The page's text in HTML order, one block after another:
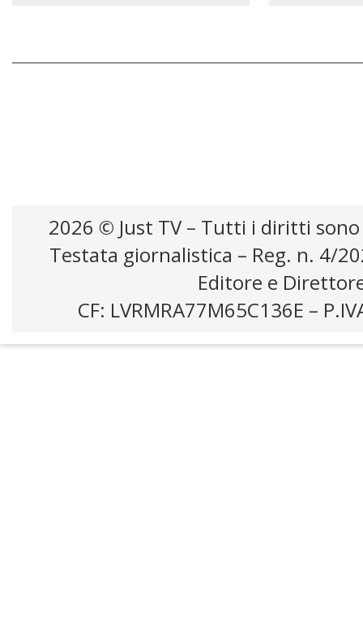
2026 © Just TV – Tutti i diritti
Testata giornalistica – Reg. n. 4/
Editore e
CF: LVRMRA77M65C136E –